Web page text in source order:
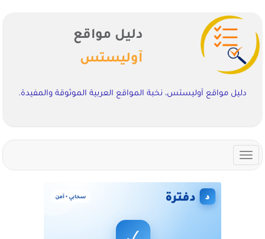
دليل مواقع
آوليستس
دليل مواقع آوليستس، نخبة المواقع العربية الموثوقة والمفيدة.
Toggle
navigation